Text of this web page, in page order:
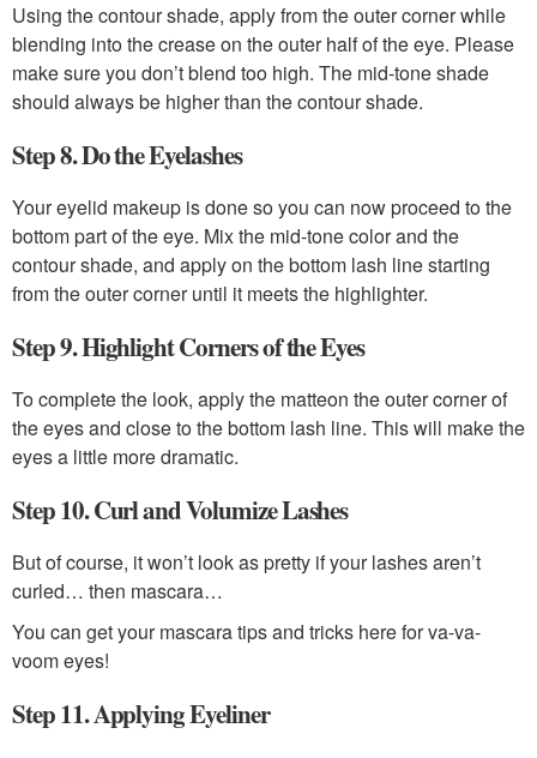
Using the contour shade, apply from the outer corner while
blending into the crease on the outer half of the eye. Please
make sure you don’t blend too high. The mid-tone shade
should always be higher than the contour shade.
Step 8. Do the Eyelashes
Your eyelid makeup is done so you can now proceed to the
bottom part of the eye. Mix the mid-tone color and the
contour shade, and apply on the bottom lash line starting
from the outer corner until it meets the highlighter.
Step 9. Highlight Corners of the Eyes
To complete the look, apply the matteon the outer corner of
the eyes and close to the bottom lash line. This will make the
eyes a little more dramatic.
Step 10. Curl and Volumize Lashes
But of course, it won’t look as pretty if your lashes aren’t
curled… then mascara…
You can get your mascara tips and tricks here for va-va-
voom eyes!
Step 11. Applying Eyeliner